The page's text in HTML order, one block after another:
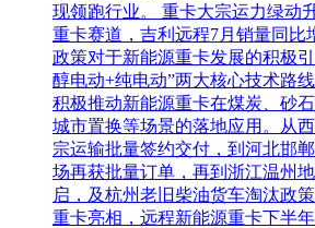
现领跑行业。 重卡大宗运力绿动
重卡赛道，吉利远程7月销量同比
政策对于新能源重卡发展的积极
醇电动+纯电动”两大核心技术路
积极推动新能源重卡在煤炭、砂
城市置换等场景的落地应用。从
宗运输批量签约交付，到河北邯
场再获批量订单，再到浙江温州
启，及杭州老旧柴油货车淘汰政
重卡亮相，远程新能源重卡下半